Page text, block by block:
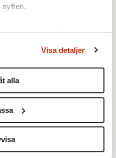
syften.
uppgifter
ditt samtycke när som
för att anpassa innehållet
vår trafik. Vi
identifierare och annan
de sociala medier och
vi samarbetar med.
Visa detaljer
alla